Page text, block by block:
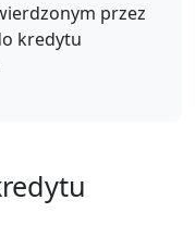
przez
kredytu